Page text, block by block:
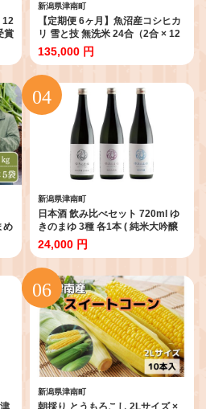
12
賞
新潟県津南町
【定期便 6ヶ月】魚沼産コシヒカ
リ 雪と技 無洗米 24合（2合 × 12
袋)×6回 令和7年産 特別栽培米 金
賞受賞 雪蔵貯蔵 真空パック | 小分
け 米 お米 新潟 魚沼 魚沼産こしひ
かり コメ おこめ 白米 精米 定期
新潟県 津南町 藤ノ木株式会
135,000 円
め
新潟県津南町
日本酒 飲み比べセット 720ml ゆ
きのまゆ 3種 各1本 ( 純米大吟醸
山田錦40 / 純米大吟醸 生酒 / 純米
吟醸 生酒 ) 苗場酒造 | 酒 さけ 四合
瓶 新潟県 津南町
24,000 円
新潟県津南町
朝採り とうもろこし 2Lサイズ ×